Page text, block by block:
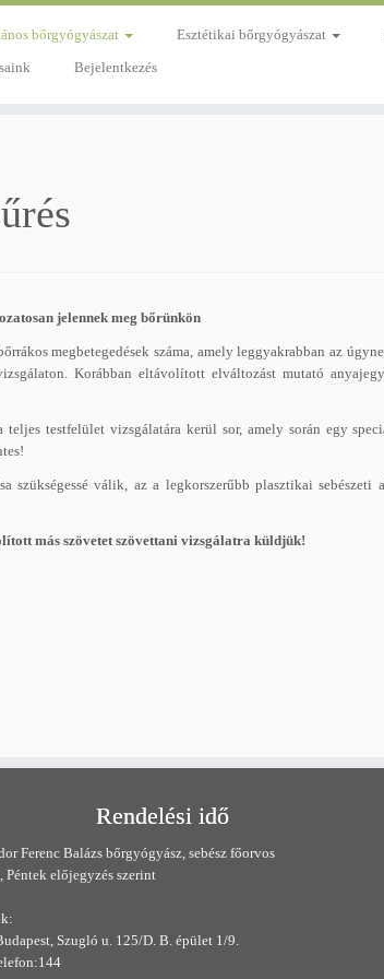
bőrgyógyászat Esztétikai bőrgyógyászat
Bejelentkezés
jelennek meg bőrünkön
megbetegedések száma, amely leggyakrabban az
Korábban eltávolított elváltozást mutató
testfelület vizsgálatára kerül sor, amely során egy
szükségessé válik, az a legkorszerűbb plasztikai
más szövetet szövettani vizsgálatra küldjük!
Rendelési idő
Ferenc Balázs bőrgyógyász, sebész főorvos
Péntek előjegyzés szerint
Szugló u. 125/D. B. épület 1/9.